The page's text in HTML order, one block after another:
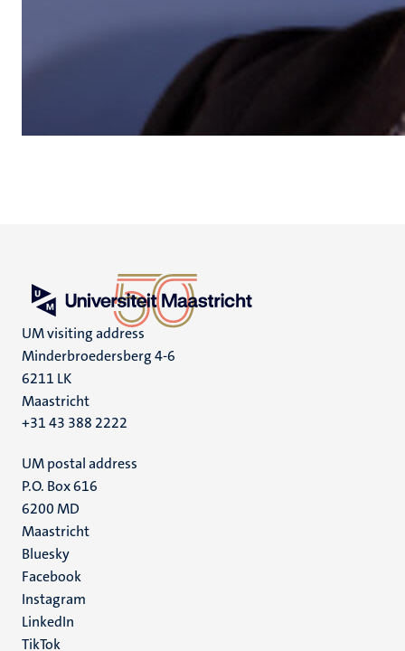
UM visiting address
Minderbroedersberg 4-6
6211 LK
Maastricht
+31 43 388 2222
UM postal address
P.O. Box 616
6200 MD
Maastricht
Social
media
Bluesky
Facebook
Instagram
LinkedIn
TikTok